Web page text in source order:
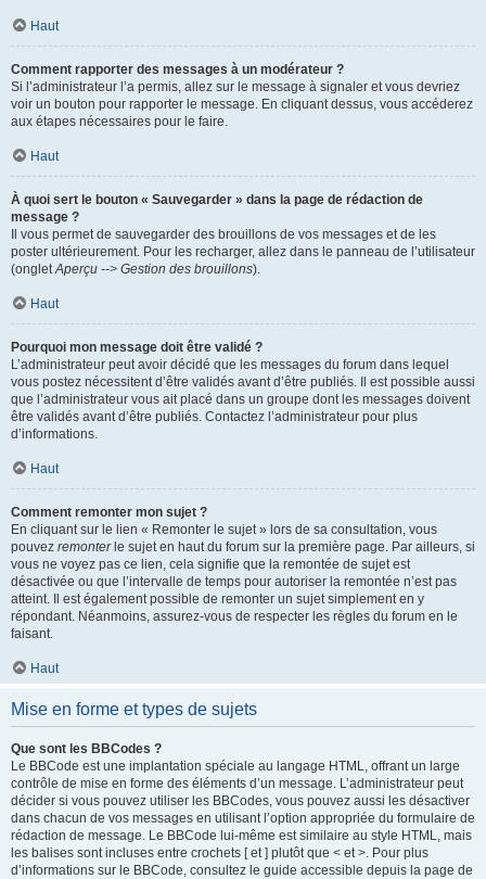
Haut
Comment rapporter des messages à un modérateur ?
Si l’administrateur l’a permis, allez sur le message à signaler et vous devriez
voir un bouton pour rapporter le message. En cliquant dessus, vous accéderez
aux étapes nécessaires pour le faire.
Haut
À quoi sert le bouton « Sauvegarder » dans la page de rédaction de
message ?
Il vous permet de sauvegarder des brouillons de vos messages et de les
poster ultérieurement. Pour les recharger, allez dans le panneau de l’utilisateur
(ongletAperçu --> Gestion des brouillons).
Haut
Pourquoi mon message doit être validé ?
L’administrateur peut avoir décidé que les messages du forum dans lequel
vous postez nécessitent d’être validés avant d’être publiés. Il est possible aussi
que l’administrateur vous ait placé dans un groupe dont les messages doivent
être validés avant d’être publiés. Contactez l’administrateur pour plus
d’informations.
Haut
Comment remonter mon sujet ?
En cliquant sur le lien « Remonter le sujet » lors de sa consultation, vous
pouvez remonterle sujet en haut du forum sur la première page. Par ailleurs, si
vous ne voyez pas ce lien, cela signifie que la remontée de sujet est
désactivée ou que l’intervalle de temps pour autoriser la remontée n’est pas
atteint. Il est également possible de remonter un sujet simplement en y
répondant. Néanmoins, assurez-vous de respecter les règles du forum en le
faisant.
Haut
Mise en forme et types de sujets
Que sont les BBCodes ?
Le BBCode est une implantation spéciale au langage HTML, offrant un large
contrôle de mise en forme des éléments d’un message. L’administrateur peut
décider si vous pouvez utiliser les BBCodes, vous pouvez aussi les désactiver
dans chacun de vos messages en utilisant l’option appropriée du formulaire de
rédaction de message. Le BBCode lui-même est similaire au style HTML, mais
les balises sont incluses entre crochets [ et ] plutôt que < et >. Pour plus
d’informations sur le BBCode, consultez le guide accessible depuis la page de